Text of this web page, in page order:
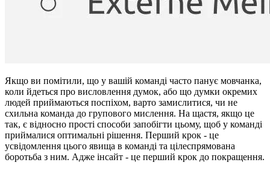
Якщо ви помітили, що у вашій команді часто панує мовчанка,
коли йдеться про висловлення думок, або що думки окремих
людей приймаються поспіхом, варто замислитися, чи не
схильна команда до групового мислення. На щастя, якщо це
так, є відносно прості способи запобігти цьому, щоб у команді
приймалися оптимальні рішення. Перший крок - це
усвідомлення цього явища в команді та цілеспрямована
боротьба з ним. Адже інсайт - це перший крок до покращення.